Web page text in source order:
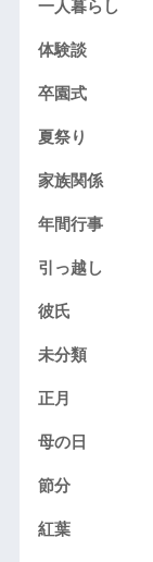
一人暮らし
体験談
卒園式
夏祭り
家族関係
年間行事
引っ越し
彼氏
未分類
正月
母の日
節分
紅葉